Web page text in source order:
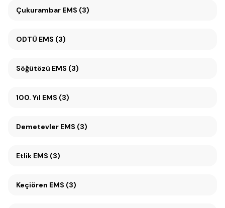
Çukurambar EMS (3)
ODTÜ EMS (3)
Söğütözü EMS (3)
100. Yıl EMS (3)
Demetevler EMS (3)
Etlik EMS (3)
Keçiören EMS (3)